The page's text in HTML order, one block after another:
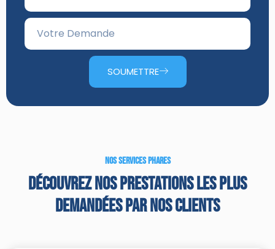
SOUMETTRE
NOS SERVICES PHARES
Découvrez Nos Prestations Les Plus
Demandées Par Nos Clients